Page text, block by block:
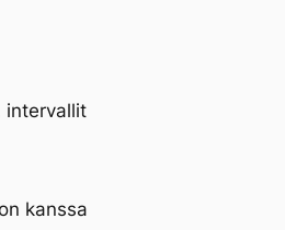
intervallit
kanssa